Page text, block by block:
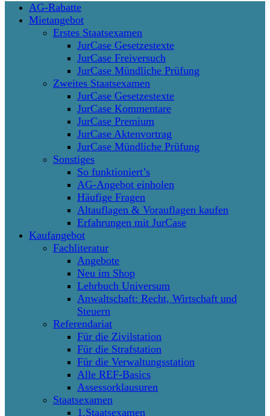
Close
AG-Rabatte
Mietangebot
Erstes Staatsexamen
JurCase Gesetzestexte
JurCase Freiversuch
JurCase Mündliche Prüfung
Zweites Staatsexamen
JurCase Gesetzestexte
JurCase Kommentare
JurCase Premium
JurCase Aktenvortrag
JurCase Mündliche Prüfung
Sonstiges
So funktioniert’s
AG-Angebot einholen
Häufige Fragen
Altauflagen & Vorauflagen kaufen
Erfahrungen mit JurCase
Kaufangebot
Fachliteratur
Angebote
Neu im Shop
Lehrbuch Universum
Anwaltschaft: Recht, Wirtschaft und
Steuern
Referendariat
Für die Zivilstation
Für die Strafstation
Für die Verwaltungsstation
Alle REF-Basics
Assessorklausuren
Staatsexamen
1.Staatsexamen